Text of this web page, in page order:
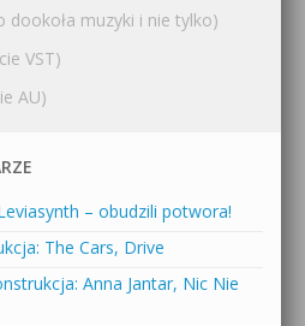
dookoła muzyki i nie tylko)
VST)
AU)
– obudzili potwora!
The Cars, Drive
Anna Jantar, Nic Nie